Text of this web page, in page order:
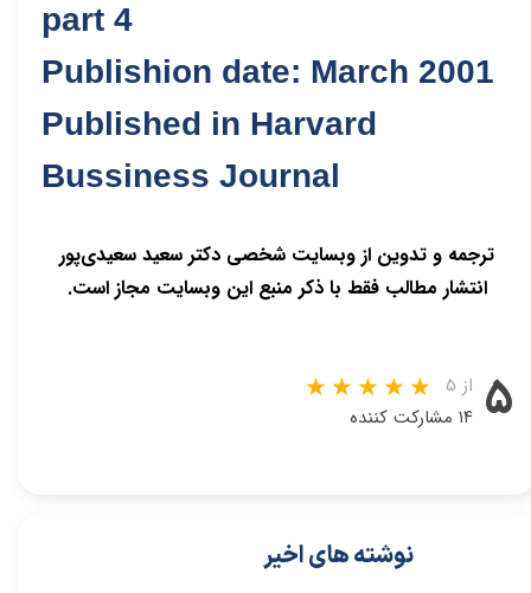
part 4
Publishion date: March 2001
Published in Harvard
Bussiness Journal
ترجمه و تدوین از وبسایت شخصی دکتر سعید سعیدی‌پور
انتشار مطالب فقط با ذکر منبع این وبسایت مجاز است.
۵ از ۵
۱۴ مشارکت کننده
نوشته های اخیر